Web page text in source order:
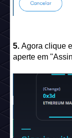
5. Agora clique
aperte em